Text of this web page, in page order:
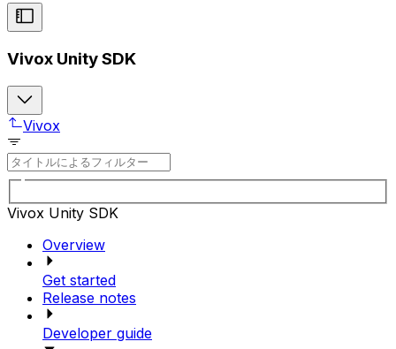
Vivox Unity SDK
Vivox
Vivox Unity SDK
Overview
Get started
Release notes
Developer guide